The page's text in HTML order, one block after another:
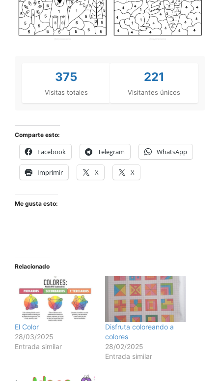
375
Visitas totales
221
Visitantes únicos
Comparte esto:
Facebook Telegram WhatsApp
Imprimir X X
Me gusta esto:
Relacionado
El Color
28/03/2025
Entrada similar
Disfruta coloreando a
colores
28/02/2025
Entrada similar